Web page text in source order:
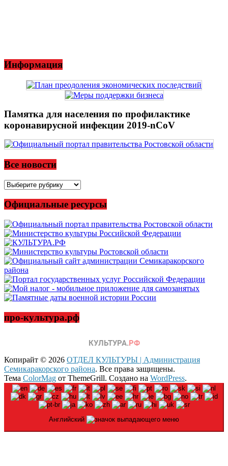
Информация
Памятка для населения по профилактике
коронавирусной инфекции 2019-nCoV
Все новости
Все
Официальные ресурсы
про-культура.рф
Копирайт © 2026 ОТДЕЛ КУЛЬТУРЫ | Администрация
Семикаракорского района. Все права защищены.
Тема ColorMag от ThemeGrill. Создано на WordPress.
Английский